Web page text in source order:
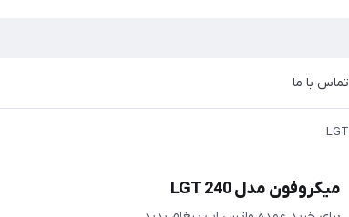
تماس با ما
میکروفون مدل LGT 240